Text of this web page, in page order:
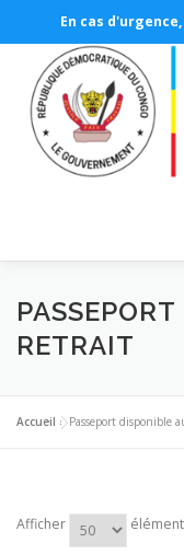
En cas
contenu
A PROPOS LE
RETRAIT
Accueil »Passeport disponible
Afficher